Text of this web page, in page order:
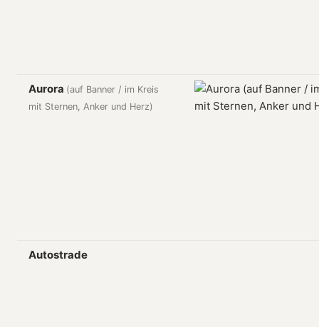
Aurora (auf Banner / im Kreis
mit Sternen, Anker und Herz)
Autostrade